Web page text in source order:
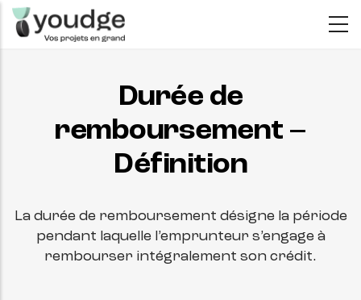
Aller
au
Durée de
remboursement –
Définition
La durée de remboursement désigne la période
pendant laquelle l’emprunteur s’engage à
rembourser intégralement son crédit.